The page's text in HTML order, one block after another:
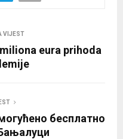
VIJEST
eura prihoda
бесплатно